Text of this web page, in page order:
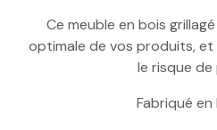
Ce meuble en bois
optimale de vos produits,
le risque de
Fabriqué en